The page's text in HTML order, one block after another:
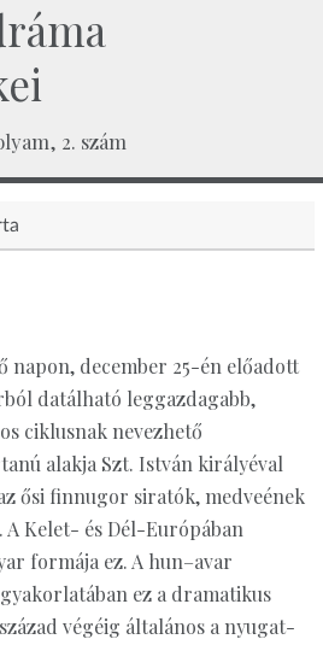
2. szám
napon, december 25-én előadott
datálható leggazdagabb,
ciklusnak nevezhető
alakja Szt. István királyéval
ősi finnugor siratók, medveének
Kelet- és Dél-Európában
formája ez. A hun–avar
ez a dramatikus
végéig általános a nyugat-